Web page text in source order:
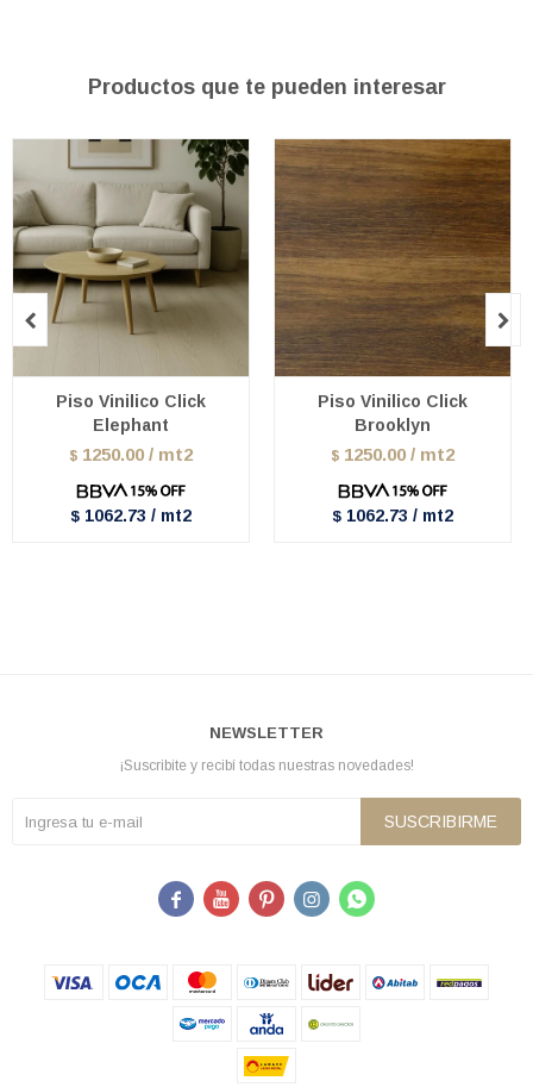
Productos que te pueden interesar
Piso Vinilico Click
Elephant
$ 1250.00 / mt2
$ 1062.73 / mt2
Piso Vinilico Click
Brooklyn
$ 1250.00 / mt2
$ 1062.73 / mt2
 
NEWSLETTER
¡Suscribite y recibí todas nuestras novedades!
SUSCRIBIRME
    